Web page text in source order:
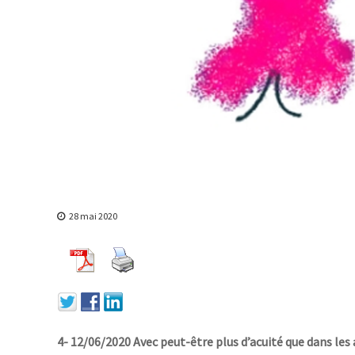
t
y
a
i
e
s
t
28 mai 2020
4- 12/06/2020 Avec peut-être plus d’acuité que dans